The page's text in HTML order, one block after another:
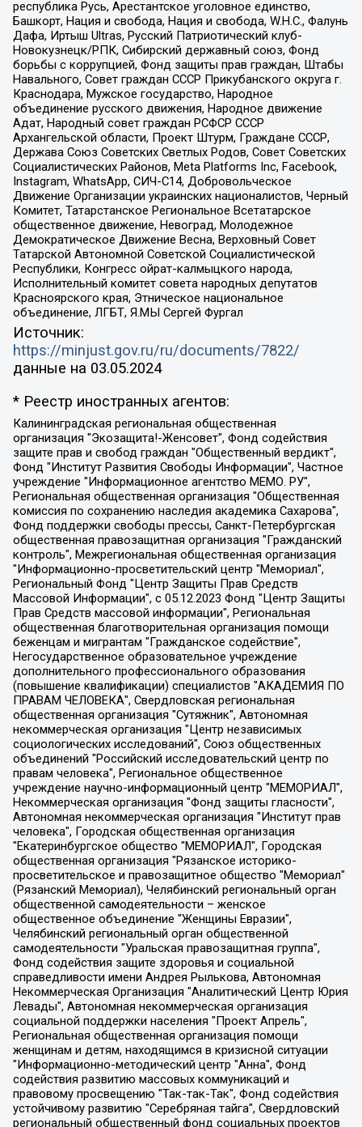
республика Русь, Арестантское уголовное единство,
Башкорт, Нация и свобода, Нация и свобода, W.H.С., Фалунь
Дафа, Иртыш Ultras, Русский Патриотический клуб-
Новокузнецк/РПК, Сибирский державный союз, Фонд
борьбы с коррупцией, Фонд защиты прав граждан, Штабы
Навального, Совет граждан СССР Прикубанского округа г.
Краснодара, Мужское государство, Народное
объединение русского движения, Народное движение
Адат, Народный совет граждан РСФСР СССР
Архангельской области, Проект Штурм, Граждане СССР,
Держава Союз Советских Светлых Родов, Совет Советских
Социалистических Районов, Meta Platforms Inc, Facebook,
Instagram, WhatsApp, СИЧ-С14, Добровольческое
Движение Организации украинских националистов, Черный
Комитет, Татарстанское Региональное Всетатарское
общественное движение, Невоград, Молодежное
Демократическое Движение Весна, Верховный Совет
Татарской Автономной Советской Социалистической
Республики, Конгресс ойрат-калмыцкого народа,
Исполнительный комитет совета народных депутатов
Красноярского края, Этническое национальное
объединение, ЛГБТ, Я.МЫ Сергей Фургал
Источник:
https://minjust.gov.ru/ru/documents/7822/
данные на 03.05.2024
* Реестр иностранных агентов:
Калининградская региональная общественная организация "Экозащита!-Женсовет", Фонд содействия защите прав и свобод граждан "Общественный вердикт", Фонд "Институт Развития Свободы Информации", Частное учреждение "Информационное агентство МЕМО. РУ", Региональная общественная организация "Общественная комиссия по сохранению наследия академика Сахарова", Фонд поддержки свободы прессы, Санкт-Петербургская общественная правозащитная организация "Гражданский контроль", Межрегиональная общественная организация "Информационно-просветительский центр "Мемориал", Региональный Фонд "Центр Защиты Прав Средств Массовой Информации", с 05.12.2023 Фонд "Центр Защиты Прав Средств массовой информации", Региональная общественная благотворительная организация помощи беженцам и мигрантам "Гражданское содействие", Негосударственное образовательное учреждение дополнительного профессионального образования (повышение квалификации) специалистов "АКАДЕМИЯ ПО ПРАВАМ ЧЕЛОВЕКА", Свердловская региональная общественная организация "Сутяжник", Автономная некоммерческая организация "Центр независимых социологических исследований", Союз общественных объединений "Российский исследовательский центр по правам человека", Региональное общественное учреждение научно-информационный центр "МЕМОРИАЛ", Некоммерческая организация "Фонд защиты гласности", Автономная некоммерческая организация "Институт прав человека", Городская общественная организация "Екатеринбургское общество "МЕМОРИАЛ", Городская общественная организация "Рязанское историко-просветительское и правозащитное общество "Мемориал" (Рязанский Мемориал), Челябинский региональный орган общественной самодеятельности – женское общественное объединение "Женщины Евразии", Челябинский региональный орган общественной самодеятельности "Уральская правозащитная группа", Фонд содействия защите здоровья и социальной справедливости имени Андрея Рылькова, Автономная Некоммерческая Организация "Аналитический Центр Юрия Левады", Автономная некоммерческая организация социальной поддержки населения "Проект Апрель", Региональная общественная организация помощи женщинам и детям, находящимся в кризисной ситуации "Информационно-методический центр "Анна", Фонд содействия развитию массовых коммуникаций и правовому просвещению "Так-так-Так", Фонд содействия устойчивому развитию "Серебряная тайга", Свердловский региональный общественный фонд социальных проектов "Новое время", "Idel.Реалии", Кавказ.Реалии, Крым.Реалии, Телеканал Настоящее Время, Татаро-башкирская служба Радио Свобода (Azatliq Radiosi), Радио Свободная Европа/Радио Свобода (PCE/PC), "Сибирь.Реалии", "Фактограф", Благотворительный фонд помощи осужденным и их семьям, Автономная некоммерческая организация "Институт глобализации и социальных движений", Фонд "В защиту прав заключенных", Частное учреждение "Центр поддержки и содействия развитию средств массовой информации", Пензенский региональный общественный благотворительный фонд "Гражданский союз", "Север.Реалии", Некоммерческая организация Фонд "Правовая инициатива", Общество с ограниченной ответственностью "Радио Свободная Европа/Радио Свобода", Чешское информационное агентство "MEDIUM-ORIENT", Красноярская региональная общественная организация "Мы против СПИДа", Камалягин Денис Николаевич, Маркелов Сергей Евгеньевич, Пономарев Лев Александрович, Савицкая Людмила Алексеевна, Автономная некоммерческая организация "Центр по работе с проблемой насилия "НАСИЛИЮ.НЕТ", Межрегиональный профессиональный союз работников здравоохранения "Альянс врачей", Юридическое лицо, зарегистрированное в Латвийской Республике, SIA "Medusa Project" (регистрационный номер 40103797863, дата регистрации 10.06.2014), Некоммерческая организация "Фонд по борьбе с коррупцией", Автономная некоммерческая организация "Институт права и публичной политики", Баданин Роман Сергеевич, Гликин Максим Александрович, Железнова Мария Михайловна, Лукьянова Юлия Сергеевна, Маетная Елизавета Витальевна, Маняхин Петр Борисович, Чуракова Ольга Владимировна, Ярош Юлия Петровна, Юридическое лицо "The Insider SIA", зарегистрированное в Риге, Латвийская Республика (дата регистрации 26.06.2015), являющееся администратором доменного имени интернет-издания "The Insider SIA", https://theins.ru, Постернак Алексей Евгеньевич, Рубин Михаил Аркадьевич, Анин Роман Александрович, Юридическое лицо Istories fonds, зарегистрированное в Латвийской Республике (регистрационный номер 50008295751, дата регистрации 24.02.2020), Великовский Дмитрий Александрович, Долинина Ирина Николаевна, Мароховская Алеся Алексеевна, Шлейнов Роман Юрьевич, Шмагун Олеся Валентиновна, Общество с ограниченной ответственностью "Альтаир 2021", Общество с ограниченной ответственностью "Вега 2021", Общество с ограниченной ответственностью "Главный редактор 2021", Общество с ограниченной ответственностью "Ромашки монолит", Важенков Артем Валерьевич, Ивановская областная общественная организация "Центр гендерных исследований", Гурман Юрий Альбертович, Медиапроект "ОВД-Инфо", Егоров Владимир Владимирович, Жилинский Владимир Александрович, Общество с ограниченной ответственностью "ЗП", Иванова София Юрьевна, Карезина Инна Павловна, Кильтау Екатерина Викторовна, Петров Алексей Викторович, Пискунов Сергей Евгеньевич, Смирнов Сергей Сергеевич, Тихонов Михаил Сергеевич, Общество с ограниченной ответственностью "ЖУРНАЛИСТ-ИНОСТРАННЫЙ АГЕНТ", Арапова Галина Юрьевна, Вольтская Татьяна Анатольевна, Американская компания "Mason G.E.S. Anonymous Foundation" (США), являющаяся владельцем интернет-издания https://mnews.world/, Компания "Stichting Bellingcat", зарегистрированная в Нидерландах (дата регистрации 11.07.2018), Захаров Андрей Вячеславович, Клепиковская Екатерина Дмитриевна, Общество с ограниченной ответственностью "МЕМО", Перл Роман Александрович, Симонов Евгений Алексеевич, Соловьева Елена Анатольевна, Сотников Даниил Владимирович, Сурначева Елизавета Дмитриевна, Автономная некоммерческая организация по защите прав человека и информированию населения "Якутия – Наше Мнение", Общество с ограниченной ответственностью "Москоу диджитал медиа", с 26.01.2023 Общество с ограниченной ответственностью "Чайка Белые сады", Ветошкина Валерия Валерьевна, Заговора Максим Александрович, Межрегиональное общественное движение "Российская ЛГБТ - сеть", Оленичев Максим Владимирович, Павлов Иван Юрьевич, Скворцова Елена Сергеевна, Общество с ограниченной ответственностью "Как бы инагент", Кочетков Игорь Викторович, Общество с ограниченной ответственностью "Честные выборы", Еланчик Олег Александрович, Общество с ограниченной ответственностью "Нобелевский призыв", Гималова Регина Эмилевна, Григорьев Андрей Валерьевич, Григорьева Алина Александровна, Ассоциация по содействию защите прав призывников, альтернативнослужащих и военнослужащих "Правозащитная группа "Гражданин.Армия.Право", Хисамова Регина Фаритовна, Автономная некоммерческая организация по реализации социально-правовых программ "Лилит", Дальневосточное общественное движение "Маяк", Санкт-Петербургская ЛГБТ-инициативная группа "Выход", Инициативная группа ЛГБТ+ "Реверс", Алексеев Андрей Викторович, Бекбулатова Таисия Львовна, Беляев Иван Михайлович, Владыкина Елена Сергеевна, Гельман Марат Александрович, Никульшина Вероника Юрьевна, Толоконникова Надежда Андреевна, Шендерович Виктор Анатольевич, Общество с ограниченной ответственностью "Данное сообщение", Общество с ограниченной ответственностью Издательский дом "Новая глава", Айнбиндер Александра Александровна, Московский комьюнити-центр для ЛГБТ+инициатив, Благотворительный фонд развития филантропии, Deutsche Welle (Германия, Kurt-Schumacher-Strasse 3, 53113 Bonn), Борзунова Мария Михайловна, Воробьев Виктор Викторович, Голубева Анна Львовна, Константинова Алла Михайловна, Малкова Ирина Владимировна, Мурадов Мурад Абдулгалимович, Осетинская Елизавета Николаевна, Понасенков Евгений Николаевич, Ганапольский Матвей Юрьевич, Киселев Евгений Алексеевич, Борухович Ирина Григорьевна, Дремин Иван Тимофеевич, Дубровский Дмитрий Викторович, Красноярская региональная общественная организация поддержки и развития альтернативных образовательных технологий и межкультурных коммуникаций "ИНТЕРРА", Маяковская Екатерина Алексеевна, Фейгин Марк Захарович, Филимонов Андрей Викторович, Дзугкоева Регина Николаевна, Доброхотов Роман Александрович, Дудь Юрий Александрович, Елкин Сергей Владимирович, Кругликов Кирилл Игоревич, Сабунаева Мария Леонидовна, Семенов Алексей Владимирович, Шаинян Карен Багратович, Шульман Екатерина Михайловна, Асафьев Артур Валерьевич, Вахштайн Виктор Семенович, Венедиктов Алексей Алексеевич, Лушникова Екатерина Евгеньевна, Волков Леонид Михайлович, Невзоров Александр Глебович, Пархоменко Сергей Борисович, Сироткин Ярослав Николаевич, Кара-Мурза Владимир Владимирович, Баранова Наталья Владимировна, Гозман Леонид Яковлевич, Кагарлицкий Борис Юльевич, Климарев Михаил Валерьевич, Милов Владимир Станиславович, Автономная некоммерческая организация Краснодарский центр современного искусства "Типография", Моргенштерн Алишер Тагирович, Соболь Любовь Эдуардовна, Общество с ограниченной ответственностью "ЛИЗА НОРМ", Каспаров Гарри Кимович, Ходорковский Михаил Борисович, Общество с ограниченной ответственностью "Апрельские тезисы", Данилович Ирина Брониславовна, Кашин Олег Владимирович, Петров Николай Владимирович, Пивоваров Алексей Владимирович, Соколов Михаил Владимирович, Цветкова Юлия Владимировна, Чичваркин Евгений Александрович, Комитет против пыток/Команда против пыток, Общество с ограниченной ответственностью "Первый научный", Общество с ограниченной ответственностью "Вертолет и ко", Белоцерковская Вероника Борисовна, Кац Максим Евгеньевич, Лазарева Татьяна Юрьевна, Шаведдинов Руслан Табризович, Яшин Илья Валерьевич, Общество с ограниченной ответственностью "Иноагент ААВ", Алешковский Дмитрий Петрович, Альбац Евгения Марковна, Быков Дмитрий Львович, Галямина Юлия Евгеньевна, Лойко Сергей Леонидович, Мартынов Кирилл Константинович, Медведев Сергей Александрович, Крашенинников Федор Геннадиевич, Гордеева Катерина Вл